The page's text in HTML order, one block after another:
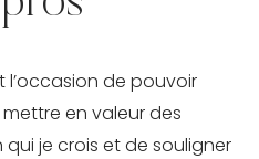
de pouvoir
en valeur des
je crois et de souligner